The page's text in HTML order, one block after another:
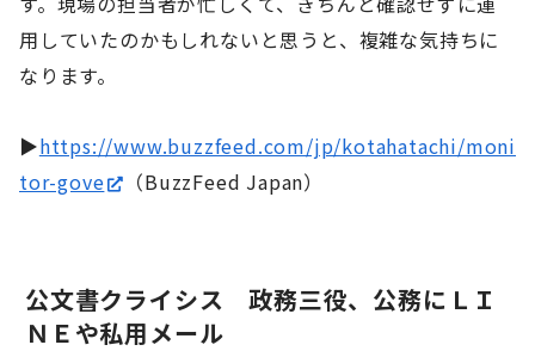
用していたのかもしれないと思うと、複雑な気持ちに
なります。
▶https://www.buzzfeed.com/jp/kotahatachi/moni
tor-gove
（BuzzFeed Japan）
公文書クライシス 政務三役、公務にＬＩ
ＮＥや私用メール